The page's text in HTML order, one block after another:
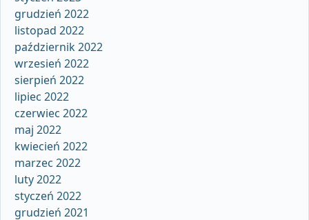
grudzień 2022
listopad 2022
październik 2022
wrzesień 2022
sierpień 2022
lipiec 2022
czerwiec 2022
maj 2022
kwiecień 2022
marzec 2022
luty 2022
styczeń 2022
grudzień 2021